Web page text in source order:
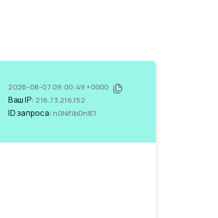
2026-08-07 09:00:49 +0000
Ваш IP:216.73.216.152
ID запроса:n0NifibDniE1